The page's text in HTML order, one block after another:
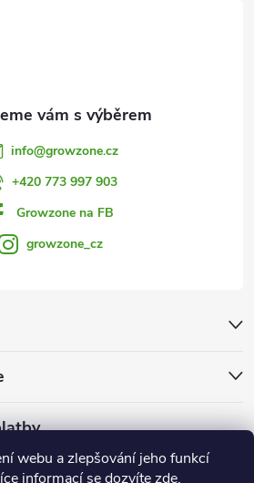
webu a zlepšování jeho funkcí
informací se dozvítezde.
info@growzone.cz
+420 773 997 903
Growzone na FB
growzone_cz